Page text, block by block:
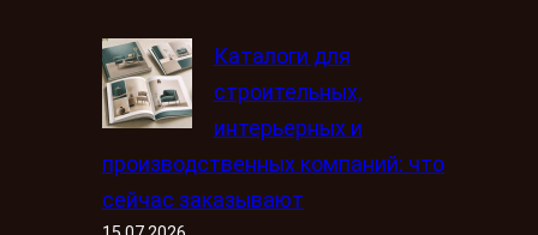
Каталоги для
строительных,
интерьерных и
производственных компаний: что
сейчас заказывают